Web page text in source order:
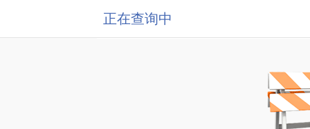
正在查询中